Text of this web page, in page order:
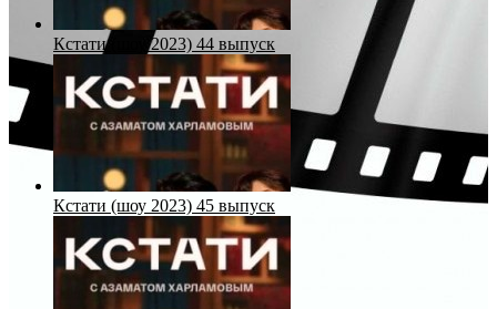
Кстати (шоу 2023) 44 выпуск
Кстати (шоу 2023) 45 выпуск